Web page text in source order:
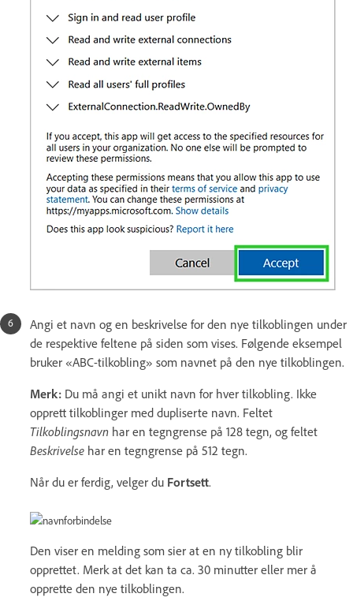
Angi et navn og en beskrivelse for den nye tilkoblingen under
de respektive feltene på siden som vises. Følgende eksempel
bruker «ABC-tilkobling» som navnet på den nye tilkoblingen.
Merk: Du må angi et unikt navn for hver tilkobling. Ikke
opprett tilkoblinger med dupliserte navn. Feltet
Tilkoblingsnavn har en tegngrense på 128 tegn, og feltet
Beskrivelse har en tegngrense på 512 tegn.
Når du er ferdig, velger du Fortsett.
Den viser en melding som sier at en ny tilkobling blir
opprettet. Merk at det kan ta ca. 30 minutter eller mer å
opprette den nye tilkoblingen.